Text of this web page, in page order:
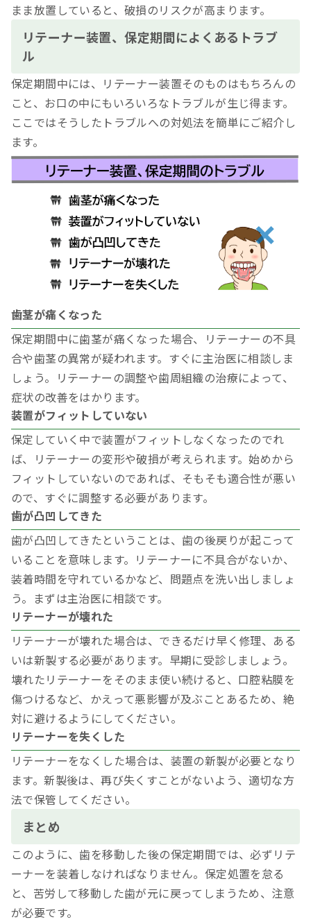
まま放置していると、破損のリスクが高まります。
リテーナー装置、保定期間によくあるトラブ
ル
保定期間中には、リテーナー装置そのものはもちろんの
こと、お口の中にもいろいろなトラブルが生じ得ます。
ここではそうしたトラブルへの対処法を簡単にご紹介し
ます。
歯茎が痛くなった
保定期間中に歯茎が痛くなった場合、リテーナーの不具
合や歯茎の異常が疑われます。すぐに主治医に相談しま
しょう。リテーナーの調整や歯周組織の治療によって、
症状の改善をはかります。
装置がフィットしていない
保定していく中で装置がフィットしなくなったのでれ
ば、リテーナーの変形や破損が考えられます。始めから
フィットしていないのであれば、そもそも適合性が悪い
ので、すぐに調整する必要があります。
歯が凸凹してきた
歯が凸凹してきたということは、歯の後戻りが起こって
いることを意味します。リテーナーに不具合がないか、
装着時間を守れているかなど、問題点を洗い出しましょ
う。まずは主治医に相談です。
リテーナーが壊れた
リテーナーが壊れた場合は、できるだけ早く修理、ある
いは新製する必要があります。早期に受診しましょう。
壊れたリテーナーをそのまま使い続けると、口腔粘膜を
傷つけるなど、かえって悪影響が及ぶことあるため、絶
対に避けるようにしてください。
リテーナーを失くした
リテーナーをなくした場合は、装置の新製が必要となり
ます。新製後は、再び失くすことがないよう、適切な方
法で保管してください。
まとめ
このように、歯を移動した後の保定期間では、必ずリテ
ーナーを装着しなければなりません。保定処置を怠る
と、苦労して移動した歯が元に戻ってしまうため、注意
が必要です。